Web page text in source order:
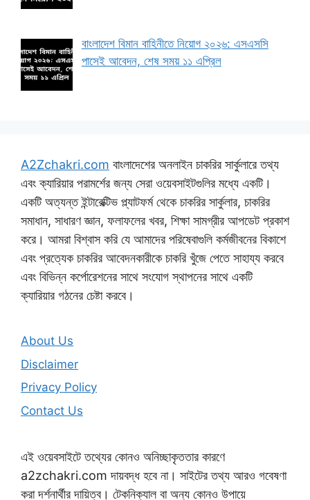
বাংলাদেশ বিমান বাহিনীতে নিয়োগ ২০২৬: এসএসসি
পাসেই আবেদন, শেষ সময় ১১ এপ্রিল
A2Zchakri.com বাংলাদেশের অনলাইন চাকরির সার্কুলারে তথ্য
এবং ক্যারিয়ার পরামর্শের জন্য সেরা ওয়েবসাইটগুলির মধ্যে একটি।
একটি অত্যন্ত ইন্টারেক্টিভ প্ল্যাটফর্ম থেকে চাকরির সার্কুলার, চাকরির
সমাধান, সাধারণ জ্ঞান, ফলাফলের খবর, শিক্ষা সামগ্রীর আপডেট প্রকাশ
করে। আমরা বিশ্বাস করি যে আমাদের পরিষেবাগুলি কর্মজীবনের বিকাশে
এবং প্রত্যেক চাকরির আবেদনকারীকে চাকরি খুঁজে পেতে সাহায্য করবে
এবং বিভিন্ন কর্পোরেশনের সাথে সংযোগ স্থাপনের সাথে একটি
ক্যারিয়ার গঠনের চেষ্টা করবে।
About Us
Disclaimer
Privacy Policy
Contact Us
এই ওয়েবসাইটে তথ্যের কোনও অনিচ্ছাকৃততার কারণে
a2zchakri.com দায়বদ্ধ হবে না। সাইটের তথ্য আরও গবেষণা
করা দর্শনার্থীর দায়িত্ব। টেকনিক্যাল বা অন্য কোনও উপায়ে